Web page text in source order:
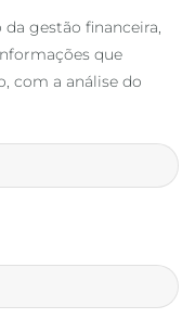
gestão financeira,
que
com a análise do